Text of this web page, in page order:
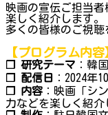
映画の宣伝ご担当者
楽しく紹介します。
多くの皆様のご視聴
【プログラム内容
❐ 研究テーマ ：韓
❐ 配信日
：2024年
❐ 内容 ：映画「シ
力などを楽しく紹介